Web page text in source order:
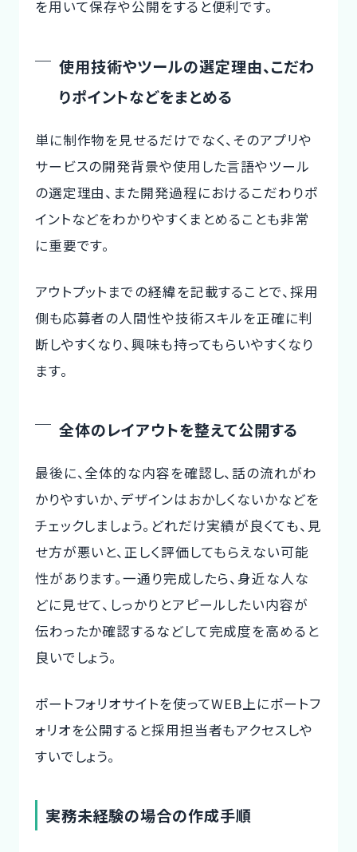
を用いて保存や公開をすると便利です。
使用技術やツールの選定理由、こだわ
りポイントなどをまとめる
単に制作物を見せるだけでなく、そのアプリや
サービスの開発背景や使用した言語やツール
の選定理由、また開発過程におけるこだわりポ
イントなどをわかりやすくまとめることも非常
に重要です。
アウトプットまでの経緯を記載することで、採用
側も応募者の人間性や技術スキルを正確に判
断しやすくなり、興味も持ってもらいやすくなり
ます。
全体のレイアウトを整えて公開する
最後に、全体的な内容を確認し、話の流れがわ
かりやすいか、デザインはおかしくないかなどを
チェックしましょう。どれだけ実績が良くても、見
せ方が悪いと、正しく評価してもらえない可能
性があります。一通り完成したら、身近な人な
どに見せて、しっかりとアピールしたい内容が
伝わったか確認するなどして完成度を高めると
良いでしょう。
ポートフォリオサイトを使ってWEB上にポートフ
ォリオを公開すると採用担当者もアクセスしや
すいでしょう。
実務未経験の場合の作成手順